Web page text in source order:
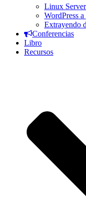
Linux
WordPress
Extrayendo
Conferencias
Libro
Recursos